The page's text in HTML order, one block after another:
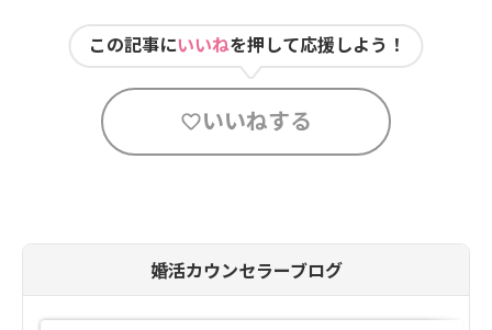
この記事にいいねを押して応援しよう！
いいねする
婚活カウンセラーブログ